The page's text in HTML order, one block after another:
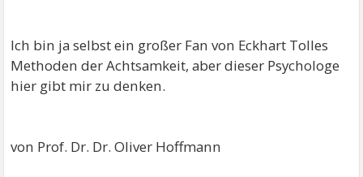
Ich bin ja selbst ein großer Fan von Eckhart Tolles
Methoden der Achtsamkeit, aber dieser Psychologe
hier gibt mir zu denken.
von Prof. Dr. Dr. Oliver Hoffmann